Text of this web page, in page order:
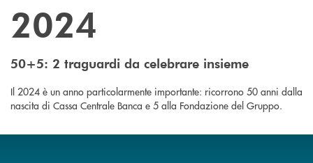
2024
50+5: 2 traguardi da celebrare insieme
Il 2024 è un anno particolarmente importante: ricorrono 50 anni dalla
nascita di Cassa Centrale Banca e 5 alla Fondazione del Gruppo.